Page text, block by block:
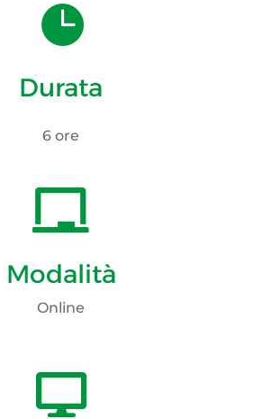

Durata
6 ore

Modalità
Online
